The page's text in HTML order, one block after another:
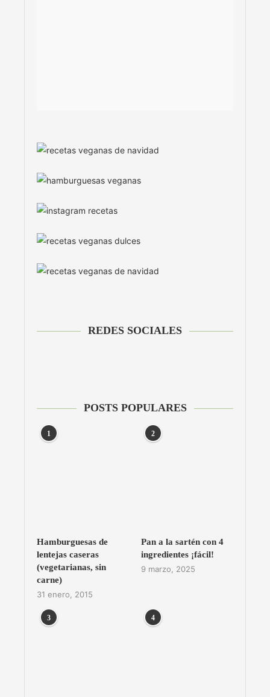
REDES SOCIALES
POSTS POPULARES
1
Hamburguesas de
lentejas caseras
(vegetarianas, sin
carne)
31 enero, 2015
2
Pan a la sartén con 4
ingredientes ¡fácil!
9 marzo, 2025
3 4